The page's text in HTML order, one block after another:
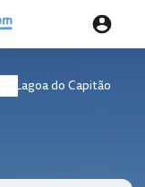
Lagoa do Capitão